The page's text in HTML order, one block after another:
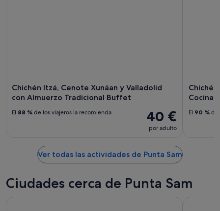
Chichén Itzá, Cenote Xunáan y Valladolid
con Almuerzo Tradicional Buffet
40 €
por adulto
El 88 % de los viajeros la recomienda
Cocina
El 90 % de
Ver todas las actividades de Punta Sam
Ciudades cerca de Punta Sam